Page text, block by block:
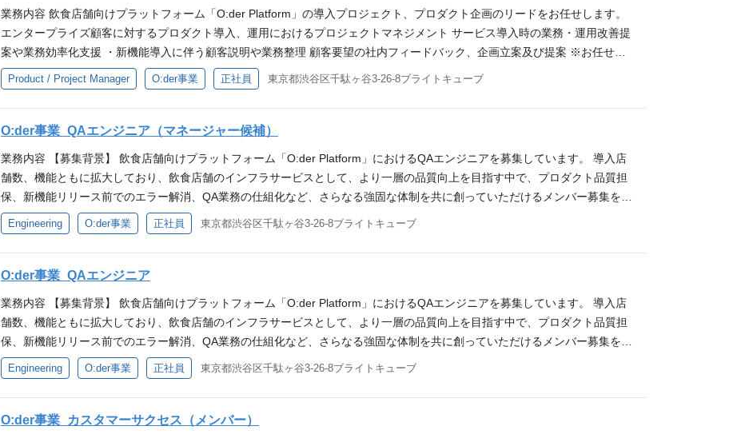
大手クライアントとの折衝経験 飲食や小売店を対象とする事業に関わった経験 POSシステムに携わった経験 求める人物像 自
分の提案で飲食・小売業界を変えたいという想いがある方 周囲との協力意識を持ち、前向きに仕事を進められる方 スピード感
を持って主体的に行動できる方 数値目標を意識し、達成に向けて積極的に行動できる方
向上やDX推進など、顧客の経営課題に踏み込んだソリューション提案や論理的思考力といった高度な営業スキルを磨くことが
可能です。 プロダクト開発のスピード感 機能追加は月に2回程行われており、スピード感を持ってプロダクト改善を進めてい
ます。 カスタマーサクセス・サポートや開発との距離も近く、他チームとの打ち合わせも週に3回実施し、顧客の反応や提案
内容をもとにしたプロダクトへのフィードバックや企画にも挑戦できる環境です。 導入事例 大衆ジンギスカン酒場 ラムちゃ
ん（株式会社一家ダイニングプロジェクト様） からあげ日本一（株式会社日本一様） 肉好き大黒天（株式会社プレコフーズ
様） 銀座 篝（株式会社アデッソ様） 必須スキル 下記いずれかの経験をお持ちの方（目安：1年以上、商材・業界問わず） 新
規または既存顧客へのセールス経験 エンタープライズ向けのセールス経験 歓迎スキル SaaS、ITシステムなどのソリューショ
店を対象とする事業に関わった経験 POSシステムに携わった経験 求める人物像 自分の提案で飲食・小売業界を変えたいとい
う想いがある方 周囲との協力意識を持ち、前向きに仕事を進められる方 スピード感を持って主体的に行動できる方 数値目標
を意識し、達成に向けて積極的に行動できる方
導入時の初期設定や業務フロー、KPI、支援体制の設計と合意形成 導入用のテンプレート／チェックリスト／ガイドライン作
成と実装 利用率改善や活用・定着支援に向けた施策の企画・実行 導入後のフォロー（オンボーディング完了後の引き渡し）、
初期KPIの改善支援 ポジションの魅力 「O:der Platform」の強みとやりがい 人手不足や原料費高騰により飲食店の倒産が増加
する中で、価値ある消費体験の提供が集客向上に必要不可欠になっています。 当社の飲食店舗向けプラットフォーム「O:der
ン これまでは、自社の販売チャネルを活用したセールス活動をミッションにしておりましたが、現在はグローリーグループ全
体のプロダクトと販売チャネルを活用した、【SaaSサービス×ハードウェア】のトータルソリューション提案に注力しており
ます。 店舗運営に欠かせない注文・決済端末等のハードウェア技術に強みを持つグローリーと連携することで、オフラインを
オンラインに繋げていくDX提案や、グローリーの大規模な営業網を活用した拡販に向けた体制作りに携わっていただくことも
可能です。 身に着くスキル 累計8,000店以上の飲食店に導入される大規模サービスへと成長し、現在も多数の問い合わせをい
ただいているため、営業活動はインバウンドが中心です。 なかでも、売上数百億〜数千億円規模の大手飲食チェーンとの豊富
な取引実績があり、数百〜数千店舗への導入を見据えた難度の高い商談を店舗責任者や本社IT部門、決裁者に対して直接行う
機会が得られます。 そのため、店舗オペレーションの向上やDX推進など、顧客の経営課題に踏み込んだソリューション提案
ており、スピード感を持ってプロダクト改善を進めています。 カスタマーサクセス・サポートや開発との距離も近く、他チー
ムとの打ち合わせも週に3回実施し、顧客の反応や提案内容をもとにしたプロダクトへのフィードバックや企画にも挑戦できる
環境です。 導入事例 大衆ジンギスカン酒場 ラムちゃん（株式会社一家ダイニングプロジェクト様） からあげ日本一（株式会
社日本一様） 肉好き大黒天（株式会社プレコフーズ様） 銀座 篝（株式会社アデッソ様） 必須スキル 下記いずれかの内、2つ
く課題抽出・改善提案ができること（Excel／BI／SQLの基本） ITツールやSaaSなどの導入支援経験（要件定義～運用設計～
業務内容 飲食店舗向けプラットフォーム「O:der Platform」の導入プロジェクト、プロダクト企画のリードをお任せします。
エンタープライズ顧客に対するプロダクト導入、運用におけるプロジェクトマネジメント サービス導入時の業務・運用改善提
案や業務効率化支援 ・新機能導入に伴う顧客説明や業務整理 顧客要望の社内フィードバック、企画立案及び提案 ※お任せす
る領域は、ご経験や志向性などを踏まえ、すり合わせをさせていただきます。 ポジションの魅力 「O:der Platform」の強みと
やりがい 人手不足や原料費高騰により飲食店の倒産が増加する中で、価値ある消費体験の提供が集客向上に必要不可欠になっ
ています。 当社の飲食店舗向けプラットフォーム「O:der Platform」は、顧客目線を徹底的に追求したUXの高いモバイルオー
ダーサービスとして開発を続けています。 サービスを受注し実際に店舗で稼働している光景を目の当たりにした際は、セール
ションにしておりましたが、現在はグローリーグループ全体のプロダクトと販売チャネルを活用した、【SaaSサービス×ハー
ドウェア】のトータルソリューション提案に注力しております。 店舗運営に欠かせない注文・決済端末等のハードウェア技術
に強みを持つグローリーと連携することで、オフラインをオンラインに繋げていくDX提案や、グローリーの大規模な営業網を
活用した拡販に向けた体制作りに携わっていただくことも可能です。 身に着くスキル 累計8,000店以上の飲食店に導入される
い商談を店舗責任者や本社IT部門、決裁者に対して直接行う機会が得られます。 そのため、店舗オペレーションの向上やDX推
進など、顧客の経営課題に踏み込んだソリューション提案や論理的思考力といった高度な営業スキルを磨くことが可能です。
プロダクト開発のスピード感 機能追加は月に2回程行われており、スピード感を持ってプロダクト改善を進めています。 カス
タマーサクセス・サポートや開発との距離も近く、他チームとの打ち合わせも週に3回実施し、顧客の反応や提案内容をもとに
したプロダクトへのフィードバックや企画にも挑戦できる環境です。 導入事例 大衆ジンギスカン酒場 ラムちゃん（株式会社
一家ダイニングプロジェクト様） からあげ日本一（株式会社日本一様） 肉好き大黒天（株式会社プレコフーズ様） 銀座 篝
（株式会社アデッソ様） 必須スキル 下記いずれかの経験をお持ちの方（目安3年以上）※業界経験問わず 業務フローの設計や
構築、運用管理、業務改善に向けた提案経験 大手クライアントとの折衝経験 ITシステムの導入/運用、プロジェクトマネジメ
Product / Project Manager O:der事業 正社員 東京都渋谷区千駄ヶ谷3-26-8ブライトキューブ
O:der事業_QAエンジニア（マネージャー候補）
業務内容 【募集背景】 飲食店舗向けプラットフォーム「O:der Platform」におけるQAエンジニアを募集しています。 導入店
舗数、機能ともに拡大しており、飲食店舗のインフラサービスとして、より一層の品質向上を目指す中で、プロダクト品質担
保、新機能リリース前でのエラー解消、QA業務の仕組化など、さらなる強固な体制を共に創っていただけるメンバー募集をし
ております。 【業務内容】 QAチームとして、プロダクトの品質向上を行うことをミッションにしています。 ソフトウェアだ
けでなく、KIOSK端末やデジタルサイネージ、スマートロッカーといったハードウェアとの連携にも関わり、リアルとデジタ
ルがシームレスにつながる次世代の購買体験の創出を目指します。 ・QA視点での要件定義、仕様、UI/UXなどに対するレビュ
ー ・テスト計画、設計、実装、結果報告までの実施 ・運用プロセスの改善や次なる機能提供に向けた継続的な品質保証 ・品
多様な業態に適応し、新たな消費体験を創るプロダクト開発とOMOの実現 累計8,000店以上の飲食店で利用されているサービ
スのQA/品質保証を担当します。デザインとテクノロジーを駆使し、スムーズで快適な注文フローを設計・開発し、より直感
的で洗練されたインターフェースを実現することで、 エンドユーザーの利便性を高めるだけでなく、新たな消費行動の創出に
も貢献できます。QA視点での要件定義からサービス導入店への視察やヒアリングを実施することも可能です。OMO（Online
携にも関わり、リアルとデジタルがシームレスにつながる次世代の購買体験を自ら創り上げていく経験ができます。QA知見を
Engineering O:der事業 正社員 東京都渋谷区千駄ヶ谷3-26-8ブライトキューブ
O:der事業_QAエンジニア
業務内容 【募集背景】 飲食店舗向けプラットフォーム「O:der Platform」におけるQAエンジニアを募集しています。 導入店
舗数、機能ともに拡大しており、飲食店舗のインフラサービスとして、より一層の品質向上を目指す中で、プロダクト品質担
保、新機能リリース前でのエラー解消、QA業務の仕組化など、さらなる強固な体制を共に創っていただけるメンバー募集をし
ております。 【業務内容】 QAチームとして、プロダクトの品質向上を行うことをミッションにしています。 ソフトウェアだ
けでなく、KIOSK端末やデジタルサイネージ、スマートロッカーといったハードウェアとの連携にも関わり、リアルとデジタ
ルがシームレスにつながる次世代の購買体験の創出を目指します。 ・テスト計画、設計、実装、結果報告までの実施 ・運用プ
ロセスの改善や次なる機能提供に向けた継続的な品質保証 ・テスト自動化、効率化の推進 ・開発チームやCSを始めとした関
Engineering O:der事業 正社員 東京都渋谷区千駄ヶ谷3-26-8ブライトキューブ
O:der事業_カスタマーサクセス（メンバー）